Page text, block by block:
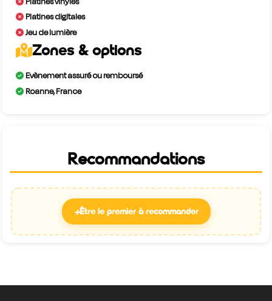
Platines digitales
Jeu de lumière
Zones & options
Evènement assuré ou remboursé
Roanne, France
Recommandations
+Être le premier à recommander